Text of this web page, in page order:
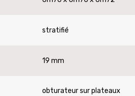
stratifié
19 mm
obturateur sur plateaux